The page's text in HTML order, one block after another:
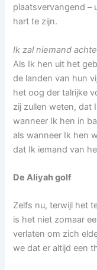
plaatsvervangend –
hart te zijn.
Ik zal niemand
Als Ik hen uit het
de landen van hun
het oog der talrijke
zij zullen weten, dat
wanneer Ik hen in
als wanneer Ik hen
dat Ik iemand van
De Aliyah golf
Zelfs nu, terwijl het
is het niet zomaar
verlaten om zich
we dat er altijd een